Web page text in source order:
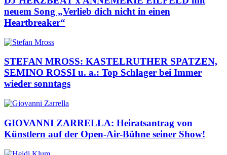
neuem Song „Verlieb dich nicht in einen
Heartbreaker“
STEFAN MROSS: KASTELRUTHER SPATZEN,
SEMINO ROSSI u. a.: Top Schlager bei Immer
wieder sonntags
GIOVANNI ZARRELLA: Heiratsantrag von
Künstlern auf der Open-Air-Bühne seiner Show!